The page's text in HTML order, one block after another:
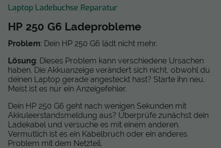
Laptop Ladebuchse Reparatur
HP 250 G6 Ladeprobleme
Problem: Dein HP 250 G6 lädt nicht mehr.
Lösung: Dieses Problem kann verschiedene Ursachen
haben. Die Akkuanzeige verändert sich nicht, obwohl du
deinen Laptop gerade angesteckt hast? Starte ihn neu.
Meist ist es nur ein Anzeigefehler.
Dein HP 250 G6 geht nach wenigen Sekunden mit
Akkuleerstandsmeldung aus? Überprüfe zunächst dein
Ladekabel und versuche es mit einem anderen.
Vermutlich ist es ein Kabelbruch oder ein anderes
Problem mit dem Netzteil.